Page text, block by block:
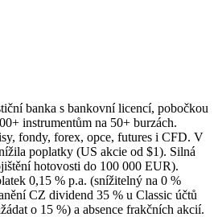
banka s bankovní licencí, pobočkou
instrumentům na 50+ burzách.
fondy, forex, opce, futures i CFD. V
poplatky (US akcie od $1). Silná
hotovosti do 100 000 EUR).
0,15 % p.a. (snížitelný na 0 %
CZ dividend 35 % u Classic účtů
o 15 %) a absence frakčních akcií.